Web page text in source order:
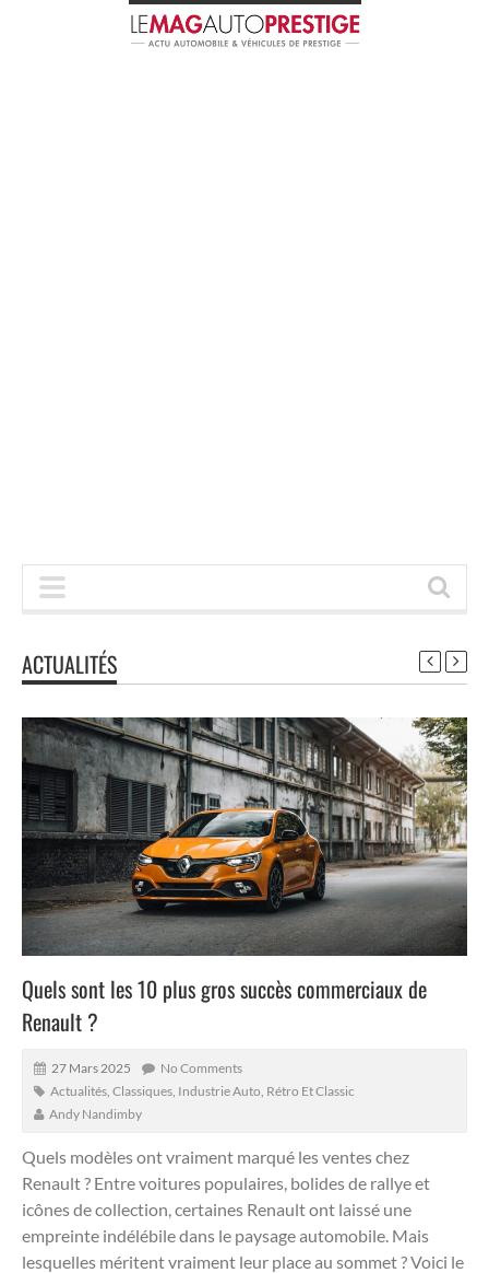
ACTUALITÉS
Quels sont les 10 plus gros succès commerciaux de
Renault ?
27 Mars 2025
No Comments
Actualités Classiques Industrie Auto Rétro Et Classic
Andy Nandimby
Quels modèles ont vraiment marqué les ventes chez
Renault ? Entre voitures populaires, bolides de rallye et
icônes de collection, certaines Renault ont laissé une
empreinte indélébile dans le paysage automobile. Mais
lesquelles méritent vraiment leur place au sommet ? Voici le